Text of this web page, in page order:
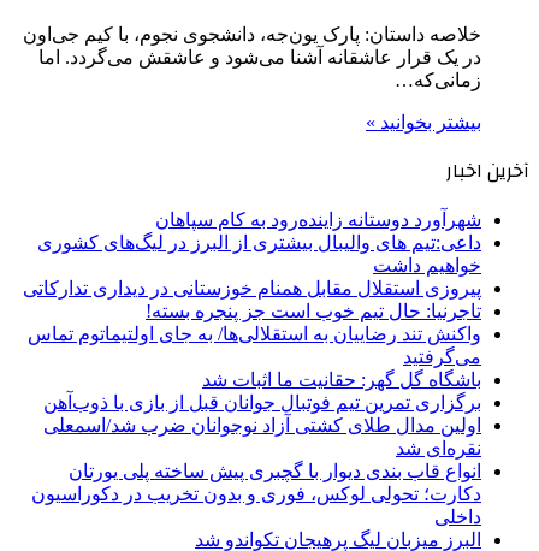
خلاصه داستان: پارک یون‌جه، دانشجوی نجوم، با کیم جی‌اون
در یک قرار عاشقانه آشنا می‌شود و عاشقش می‌گردد. اما
زمانی‌که…
بیشتر بخوانید »
آخرین اخبار
شهرآورد دوستانه زاینده‌رود به کام سپاهان
داعی:تیم های والیبال بیشتری از البرز در لیگ‌های کشوری
خواهیم داشت
پیروزی استقلال مقابل همنام خوزستانی در دیداری تدارکاتی
تاجرنیا: حال تیم خوب است جز پنجره بسته!
واکنش تند رضاییان به استقلالی‌ها/ به جای اولتیماتوم تماس
می‌گرفتید
باشگاه گل گهر: حقانیت ما اثبات شد
برگزاری تمرین تیم فوتبال جوانان قبل از بازی با ذوب‌آهن
اولین مدال طلای کشتی آزاد نوجوانان ضرب شد/اسمعلی
نقره‌ای شد
انواع قاب بندی دیوار با گچبری پیش ساخته پلی یورتان
دکارت؛ تحولی لوکس، فوری و بدون تخریب در دکوراسیون
داخلی
البرز میزبان لیگ پرهیجان تکواندو شد